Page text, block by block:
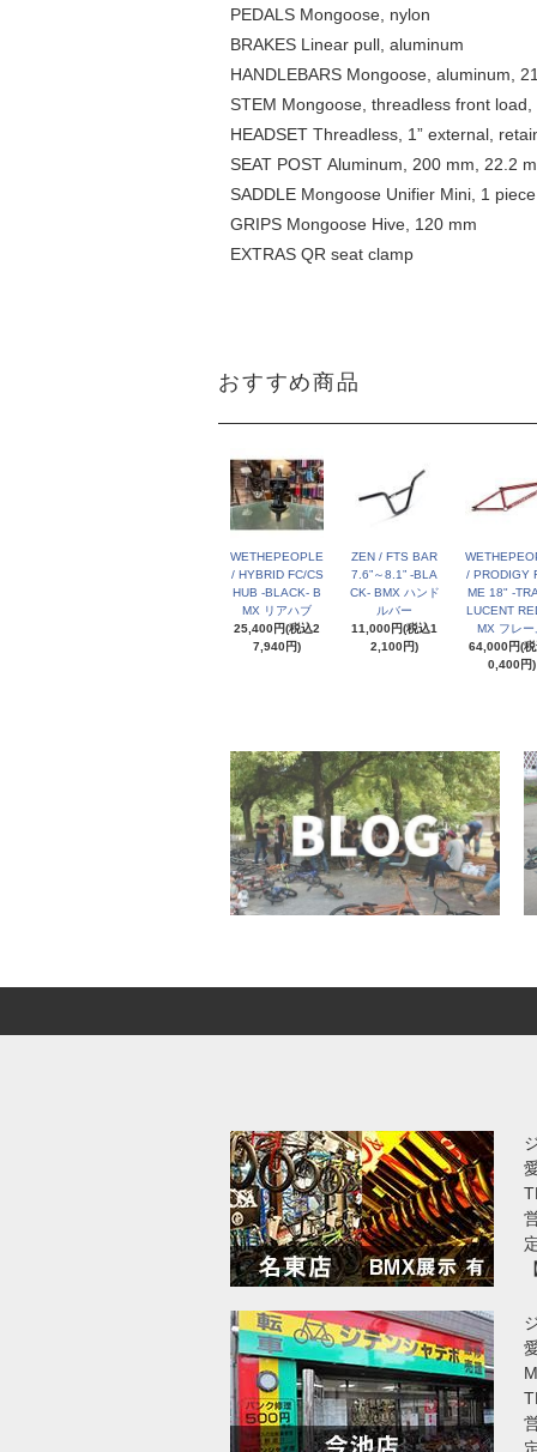
PEDALS Mongoose, nylon
BRAKES Linear pull, aluminum
HANDLEBARS Mongoose, aluminum,
STEM Mongoose, threadless front load,
HEADSET Threadless, 1” external,
SEAT POST Aluminum, 200 mm, 22.2
SADDLE Mongoose Unifier Mini, 1
GRIPS Mongoose Hive, 120 mm
EXTRAS QR seat clamp
おすすめ商品
WETHEPEOPLE
/ HYBRID FC/CS
HUB -BLACK- B
MX リアハブ
25,400円(税込2
7,940円)
ZEN / FTS BAR
7.6”～8.1” -BLA
CK- BMX ハンド
ルバー
11,000円(税込1
2,100円)
/ PRODIGY
ME 18" -
LUCENT
MX フレー
64,000円(
0,400円)